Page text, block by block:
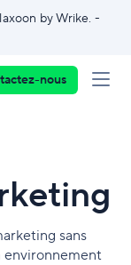
by Wrike. -
nous
sans
environnement